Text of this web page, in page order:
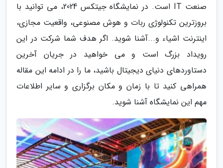
صنعت IT است. در نمایشگاه جیتکس 2024، می توانید با
بروزترین تکنولوژی ربات و هوش مصنوعی، واقعیت مجازی،
اینترنت اشیاء و...آشنا شوید. اگر هدف شما شرکت در این
رویداد بزرگ است و می خواهید در جریان آخرین
دستاوردهای دنیای دیجیتال باشید، ما را در ادامه این مقاله
همراهی کنید تا با زمان و مکان برگزاری و سایر اطلاعات
مهم این نمایشگاه آشنا شوید.